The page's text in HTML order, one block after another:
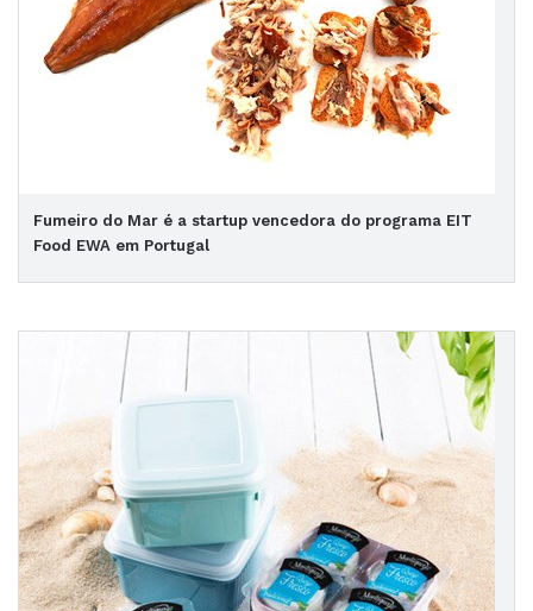
Fumeiro do Mar é a startup vencedora do programa EIT
Food EWA em Portugal